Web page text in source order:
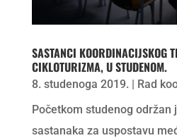
SASTANCI KOORDINACIJSKOG
CIKLOTURIZMA, U STUDENOM.
8. studenoga 2019. | Rad
Početkom studenog održan
sastanaka za uspostavu